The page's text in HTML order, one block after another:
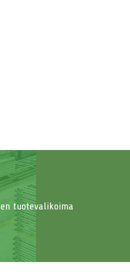
Huomio
tuotevalikoima